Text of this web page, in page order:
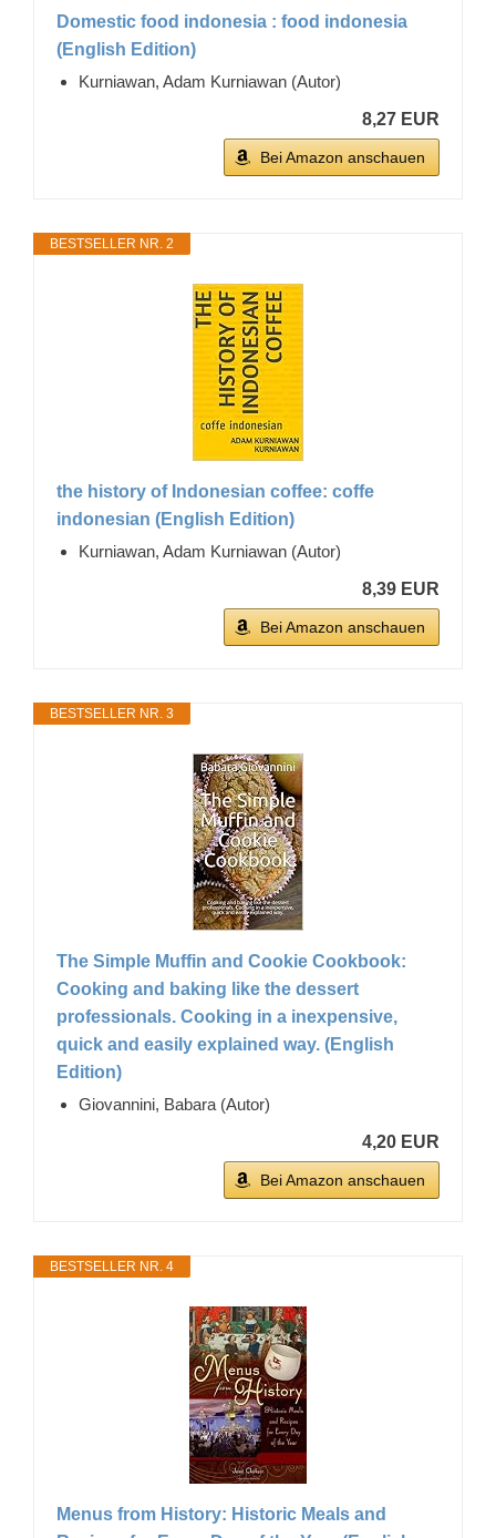
Domestic food indonesia : food indonesia
(English Edition)
Kurniawan, Adam Kurniawan (Autor)
8,27 EUR
Bei Amazon anschauen
BESTSELLER NR. 2
the history of Indonesian coffee: coffe
indonesian (English Edition)
Kurniawan, Adam Kurniawan (Autor)
8,39 EUR
Bei Amazon anschauen
BESTSELLER NR. 3
The Simple Muffin and Cookie Cookbook:
Cooking and baking like the dessert
professionals. Cooking in a inexpensive,
quick and easily explained way. (English
Edition)
Giovannini, Babara (Autor)
4,20 EUR
Bei Amazon anschauen
BESTSELLER NR. 4
Menus from History: Historic Meals and